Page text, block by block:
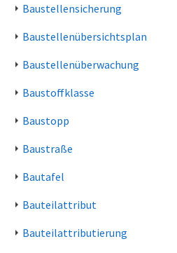
Baustellensicherung
Baustellenübersichtsplan
Baustellenüberwachung
Baustoffklasse
Baustopp
Baustraße
Bautafel
Bauteilattribut
Bauteilattributierung